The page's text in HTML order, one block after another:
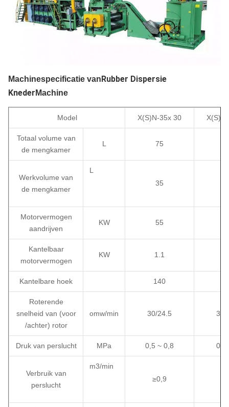
Machinespecificatie vanRubber Dispersie
Kneder Machine
Model X(S)N-35x 30
Totaal volume van
de mengkamer
L 75
Werkvolume van
de mengkamer
L
35
Motorvermogen
aandrijven
KW 55
Kantelbaar
motorvermogen
KW 1.1
Kantelbare hoek 140
Roterende
snelheid van (voor
/achter) rotor
omw/min 30/24.5 30/
Druk van perslucht MPa 0,5 ~ 0,8
Verbruik van
perslucht
m3/min
≥0,9